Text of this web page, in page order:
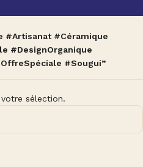
#Artisanat #Céramique
#DesignOrganique
#Sougui”
sélection.